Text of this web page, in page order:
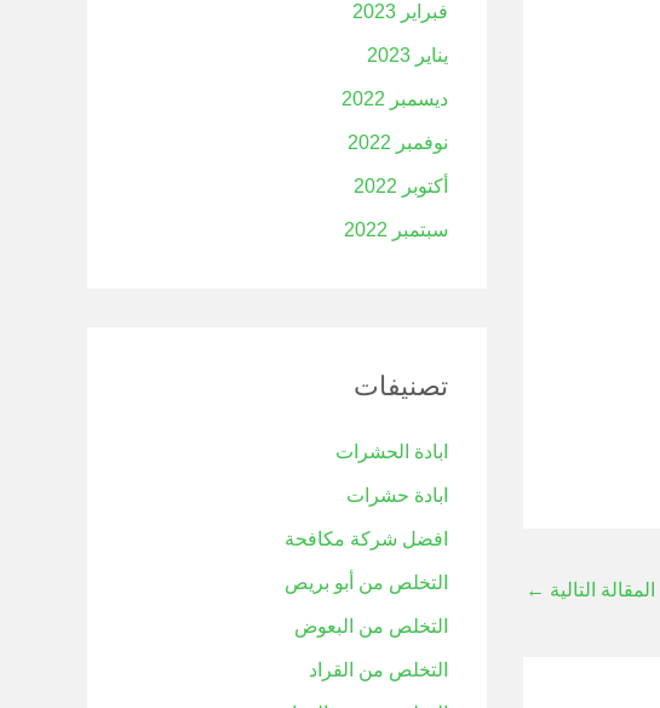
المقالة التالية ←
فبراير 2023
يناير 2023
ديسمبر 2022
نوفمبر 2022
أكتوبر 2022
سبتمبر 2022
تصنيفات
ابادة الحشرات
ابادة حشرات
افضل شركة مكافحة
التخلص من أبو بريص
التخلص من البعوض
التخلص من القراد